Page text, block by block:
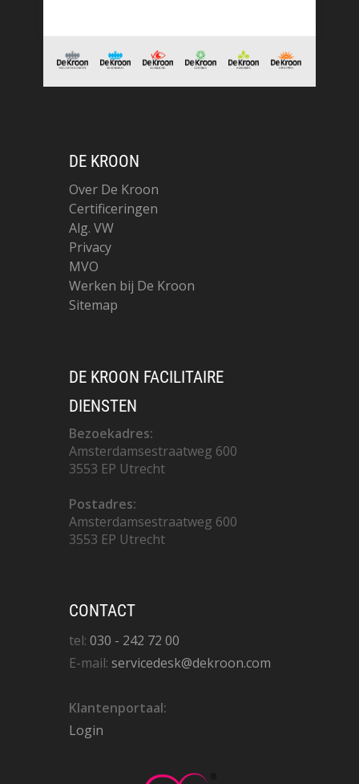
DE KROON
Over De Kroon
Certificeringen
Alg. VW
Privacy
MVO
Werken bij De Kroon
Sitemap
DE KROON FACILITAIRE
DIENSTEN
Bezoekadres:
Amsterdamsestraatweg 600
3553 EP Utrecht
Postadres:
Amsterdamsestraatweg 600
3553 EP Utrecht
CONTACT
tel: 030 - 242 72 00
E-mail: servicedesk@dekroon.com
Klantenportaal:
Login